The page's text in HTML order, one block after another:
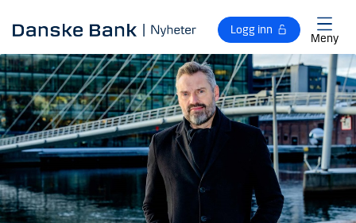
Logg inn
Meny